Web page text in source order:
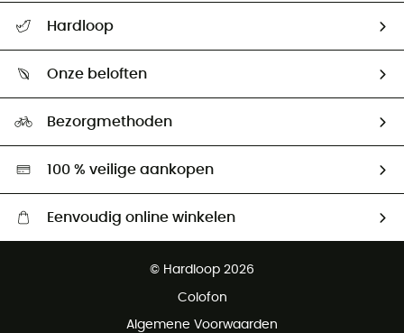
Mijn zending volgen
Retourzendingen & Terugbetalingen
Hardloop
Ambassadeurs
Onze beloften
Hardgreen
Bezorgmethoden
100 % veilige aankopen
Eenvoudig online winkelen
Gratis retourneren binnen 100 dagen
© Hardloop 2026
Colofon
Algemene Voorwaarden